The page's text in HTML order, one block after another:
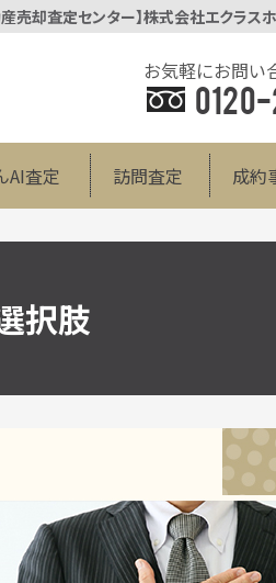
売却査定センター】株式会社エクラス
お気軽にお問い
AI査定 訪問査定 成約
択肢